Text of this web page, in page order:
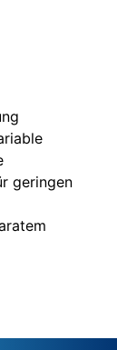
geringen